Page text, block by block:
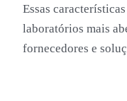
Essas
laboratórios mais
fornecedores e